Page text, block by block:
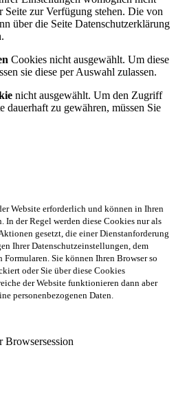
Seite zur Verfügung stehen. Die von
über die Seite Datenschutzerklärung
Cookies nicht ausgewählt. Um diese
sie diese per Auswahl zulassen.
nicht ausgewählt. Um den Zugriff
dauerhaft zu gewähren, müssen Sie
Website erforderlich und können in Ihren
In der Regel werden diese Cookies nur als
gesetzt, die einer Dienstanforderung
Ihrer Datenschutzeinstellungen, dem
Sie können Ihren Browser so
oder Sie über diese Cookies
der Website funktionieren dann aber
personenbezogenen Daten.
Browsersession